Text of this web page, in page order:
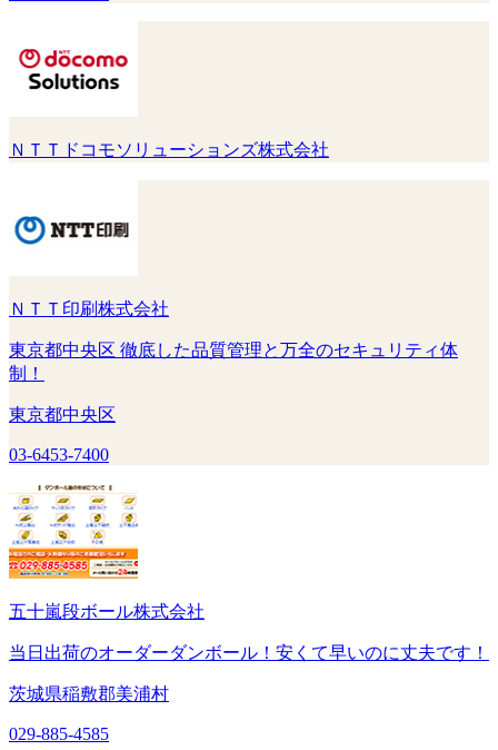
ＮＴＴドコモソリューションズ株式会社
ＮＴＴ印刷株式会社
東京都中央区 徹底した品質管理と万全のセキュリティ体
制！
東京都中央区
03-6453-7400
五十嵐段ボール株式会社
当日出荷のオーダーダンボール！安くて早いのに丈夫です！
茨城県稲敷郡美浦村
029-885-4585